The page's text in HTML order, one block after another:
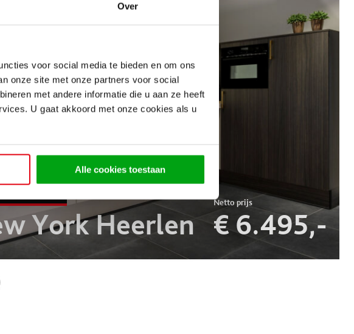
Over
voor social media te bieden en om ons
onze site met onze partners voor social
met andere informatie die u aan ze heeft
U gaat akkoord met onze cookies als u
Alle cookies toestaan
York Heerlen € 6.495,-